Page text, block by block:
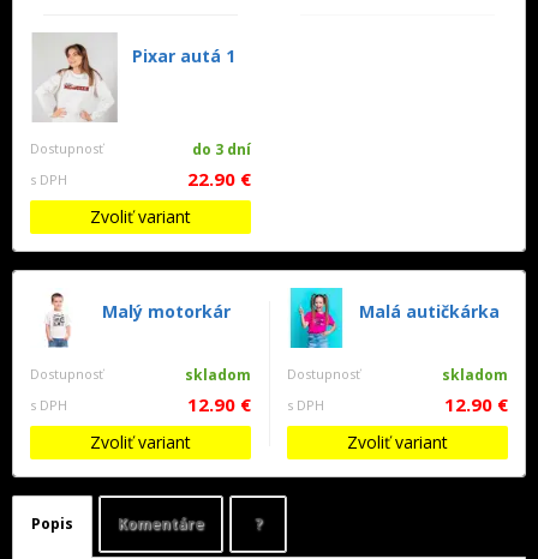
Pixar autá 1
Dostupnosť do 3 dní
s DPH 22.90 €
Zvoliť variant
Malý motorkár
Dostupnosť skladom
s DPH 12.90 €
Zvoliť variant
Malá autičkárka
Dostupnosť skladom
s DPH 12.90 €
Zvoliť variant
Popis Komentáre ?